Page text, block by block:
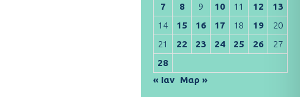
7
8 9 10 11 12
13
14
15 16 17 18 19
20
21
22 23 24 25 26
27
28
« Ιαν Μαρ »